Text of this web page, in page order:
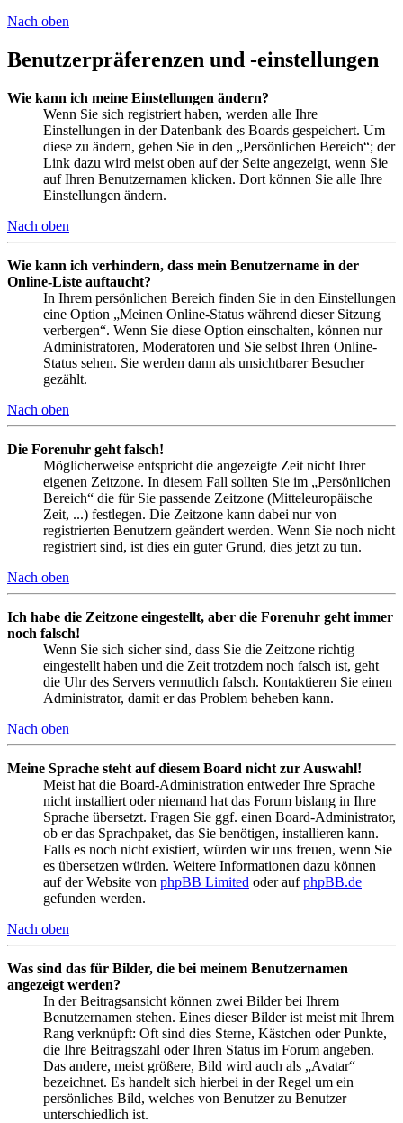
Nach oben
Benutzerpräferenzen und -einstellungen
Wie kann ich meine Einstellungen ändern?
Wenn Sie sich registriert haben, werden alle Ihre
Einstellungen in der Datenbank des Boards gespeichert. Um
diese zu ändern, gehen Sie in den „Persönlichen Bereich“; der
Link dazu wird meist oben auf der Seite angezeigt, wenn Sie
auf Ihren Benutzernamen klicken. Dort können Sie alle Ihre
Einstellungen ändern.
Nach oben
Wie kann ich verhindern, dass mein Benutzername in der
Online-Liste auftaucht?
In Ihrem persönlichen Bereich finden Sie in den Einstellungen
eine Option „Meinen Online-Status während dieser Sitzung
verbergen“. Wenn Sie diese Option einschalten, können nur
Administratoren, Moderatoren und Sie selbst Ihren Online-
Status sehen. Sie werden dann als unsichtbarer Besucher
gezählt.
Nach oben
Die Forenuhr geht falsch!
Möglicherweise entspricht die angezeigte Zeit nicht Ihrer
eigenen Zeitzone. In diesem Fall sollten Sie im „Persönlichen
Bereich“ die für Sie passende Zeitzone (Mitteleuropäische
Zeit, ...) festlegen. Die Zeitzone kann dabei nur von
registrierten Benutzern geändert werden. Wenn Sie noch nicht
registriert sind, ist dies ein guter Grund, dies jetzt zu tun.
Nach oben
Ich habe die Zeitzone eingestellt, aber die Forenuhr geht immer
noch falsch!
Wenn Sie sich sicher sind, dass Sie die Zeitzone richtig
eingestellt haben und die Zeit trotzdem noch falsch ist, geht
die Uhr des Servers vermutlich falsch. Kontaktieren Sie einen
Administrator, damit er das Problem beheben kann.
Nach oben
Meine Sprache steht auf diesem Board nicht zur Auswahl!
Meist hat die Board-Administration entweder Ihre Sprache
nicht installiert oder niemand hat das Forum bislang in Ihre
Sprache übersetzt. Fragen Sie ggf. einen Board-Administrator,
ob er das Sprachpaket, das Sie benötigen, installieren kann.
Falls es noch nicht existiert, würden wir uns freuen, wenn Sie
es übersetzen würden. Weitere Informationen dazu können
auf der Website von phpBB Limited oder aufphpBB.de
gefunden werden.
Nach oben
Was sind das für Bilder, die bei meinem Benutzernamen
angezeigt werden?
In der Beitragsansicht können zwei Bilder bei Ihrem
Benutzernamen stehen. Eines dieser Bilder ist meist mit Ihrem
Rang verknüpft: Oft sind dies Sterne, Kästchen oder Punkte,
die Ihre Beitragszahl oder Ihren Status im Forum angeben.
Das andere, meist größere, Bild wird auch als „Avatar“
bezeichnet. Es handelt sich hierbei in der Regel um ein
persönliches Bild, welches von Benutzer zu Benutzer
unterschiedlich ist.